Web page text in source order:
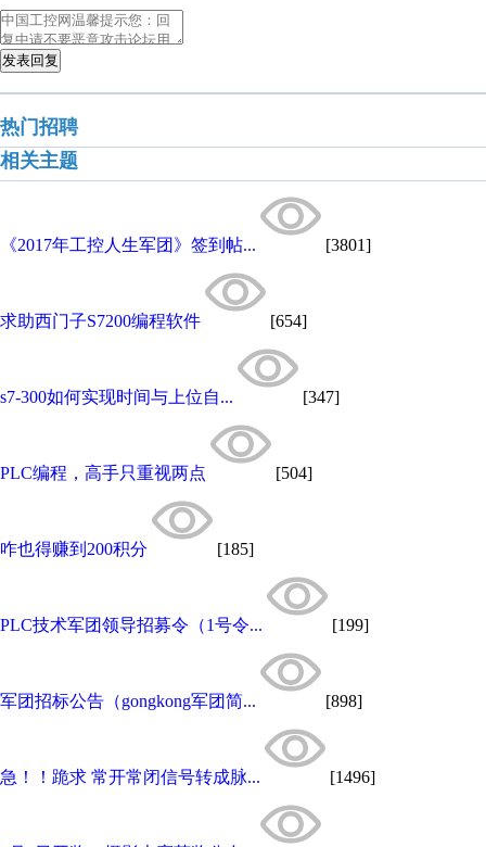
发表回复
热门招聘
相关主题
《2017年工控人生军团》签到帖... [3801]
求助西门子S7200编程软件 [654]
s7-300如何实现时间与上位自... [347]
PLC编程，高手只重视两点 [504]
咋也得赚到200积分 [185]
PLC技术军团领导招募令（1号令... [199]
军团招标公告（gongkong军团简... [898]
急！！跪求 常开常闭信号转成脉... [1496]